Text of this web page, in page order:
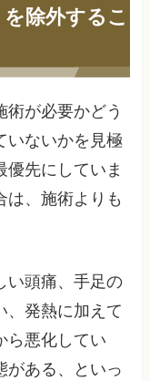
除外するこ
術が必要かどう
いないかを見極
優先にしていま
は、施術よりも
い頭痛、手足の
、発熱に加えて
ら悪化してい
がある、といっ